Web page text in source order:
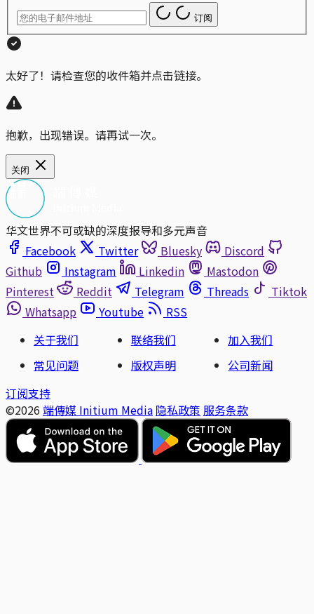
订阅
太好了！请检查您的收件箱并点击链接。
抱歉，出现错误。请再试一次。
关闭
华文世界不可或缺的深度报导和多元声音
Facebook
Twitter Bluesky
Discord
Github
Instagram Linkedin
Mastodon
Pinterest
Reddit Telegram Threads
Tiktok
Whatsapp
Youtube
RSS
关于我们
联络我们
加入我们
常见问题
版权声明
公司新闻
订阅支持
©2026 端傳媒 Initium Media 隐私政策 服务条款